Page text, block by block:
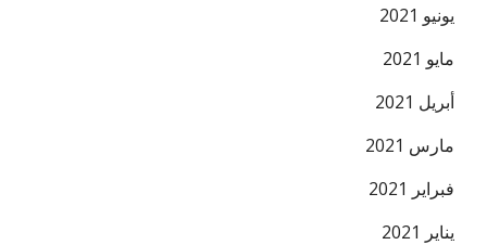
يونيو 2021
مايو 2021
أبريل 2021
مارس 2021
فبراير 2021
يناير 2021